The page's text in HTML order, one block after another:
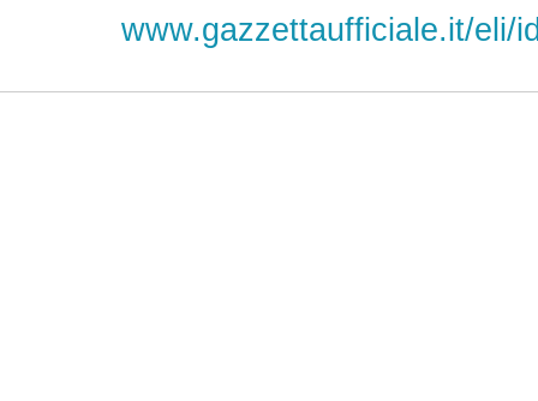
www.gazzettaufficiale.it/eli/